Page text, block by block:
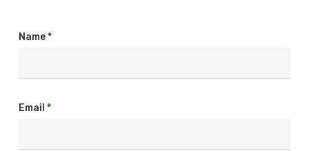
Name*
Email *